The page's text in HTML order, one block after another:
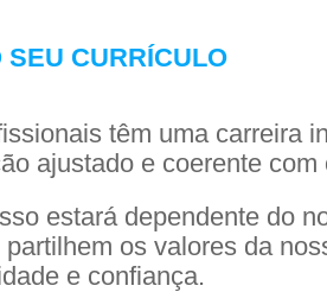
SEU CURRÍCULO
têm uma carreira
ajustado e coerente com
estará dependente do
os valores da
e confiança.